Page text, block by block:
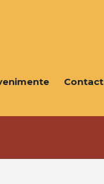
Contact